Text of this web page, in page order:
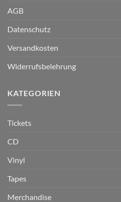
AGB
Datenschutz
Versandkosten
Widerrufsbelehrung
KATEGORIEN
Tickets
CD
Vinyl
Tapes
Merchandise